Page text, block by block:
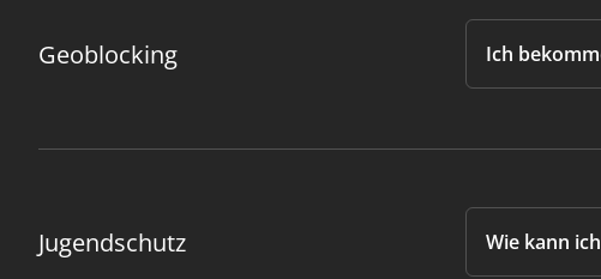
Geoblocking Ich
Jugendschutz Wie kann